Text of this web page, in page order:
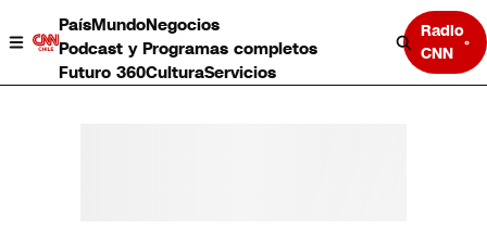
PaísMundoNegocios
Podcast y Programas completos
Futuro 360CulturaServicios
Radio
CNN